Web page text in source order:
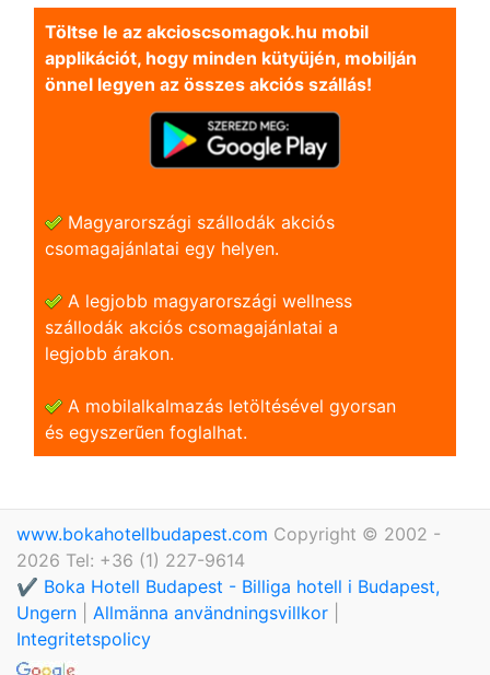
Töltse le az akcioscsomagok.hu mobil
applikációt, hogy minden kütyüjén, mobilján
önnel legyen az összes akciós szállás!
Magyarországi szállodák akciós
csomagajánlatai egy helyen.
A legjobb magyarországi wellness
szállodák akciós csomagajánlatai a
legjobb árakon.
A mobilalkalmazás letöltésével gyorsan
és egyszerũen foglalhat.
www.bokahotellbudapest.com Copyright © 2002 -
2026 Tel: +36 (1) 227-9614
✔️ Boka Hotell Budapest - Billiga hotell i Budapest,
Ungern
Allmänna användningsvillkor
Integritetspolicy